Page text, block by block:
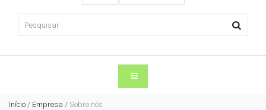
Início / Empresa / Sobre nós